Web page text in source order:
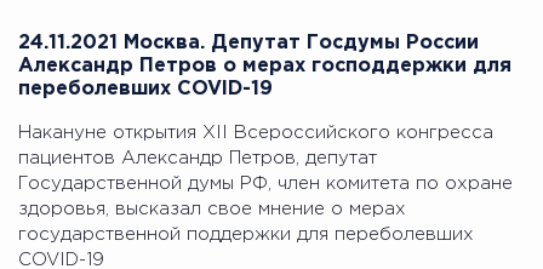
24.11.2021 Москва. Депутат Госдумы России
Александр Петров о мерах господдержки для
переболевших COVID-19
Накануне открытия XII Всероссийского конгресса
пациентов Александр Петров, депутат
Государственной думы РФ, член комитета по охране
здоровья, высказал свое мнение о мерах
государственной поддержки для переболевших
COVID-19